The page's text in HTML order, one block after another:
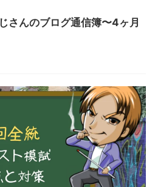
さんのブログ通信簿〜4ヶ月